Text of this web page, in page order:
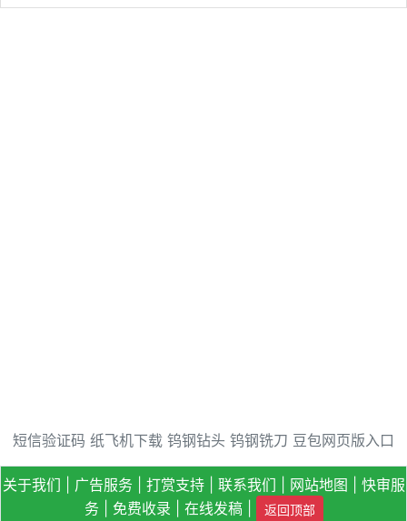
短信验证码 纸飞机下载 钨钢钻头 钨钢铣刀 豆包网页版入口
关于我们 广告服务| 打赏支持| 联系我们 网站地图
快审服
务| 免费收录 在线发稿| 返回顶部